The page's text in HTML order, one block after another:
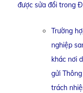
được sửa đổi trong
Trường
nghiệp
khác nơi
gửi
trách